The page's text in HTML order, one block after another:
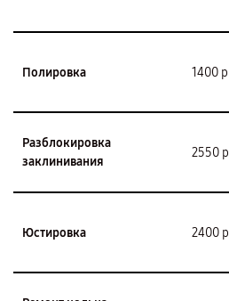
Полировка 1400 р
Разблокировка
заклинивания
2550 р
Юстировка 2400 р